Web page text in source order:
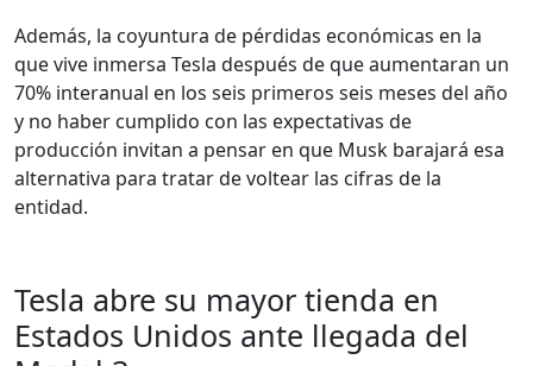
Además, la coyuntura de pérdidas económicas en la
que vive inmersa Tesla después de que aumentaran un
70% interanual en los seis primeros seis meses del año
y no haber cumplido con las expectativas de
producción invitan a pensar en que Musk barajará esa
alternativa para tratar de voltear las cifras de la
entidad.
Tesla abre su mayor tienda en
Estados Unidos ante llegada del